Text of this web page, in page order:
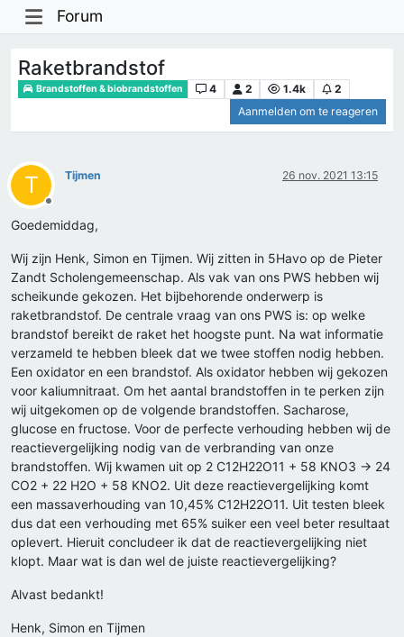
Forum
Raketbrandstof
Brandstoffen & biobrandstoffen 4 2 1.4k
2
Aanmelden om te reageren
T
Offline
Tijmen 26 nov. 2021 13:15
Goedemiddag,
Wij zijn Henk, Simon en Tijmen. Wij zitten in 5Havo op de Pieter
Zandt Scholengemeenschap. Als vak van ons PWS hebben wij
scheikunde gekozen. Het bijbehorende onderwerp is
raketbrandstof. De centrale vraag van ons PWS is: op welke
brandstof bereikt de raket het hoogste punt. Na wat informatie
verzameld te hebben bleek dat we twee stoffen nodig hebben.
Een oxidator en een brandstof. Als oxidator hebben wij gekozen
voor kaliumnitraat. Om het aantal brandstoffen in te perken zijn
wij uitgekomen op de volgende brandstoffen. Sacharose,
glucose en fructose. Voor de perfecte verhouding hebben wij de
reactievergelijking nodig van de verbranding van onze
brandstoffen. Wij kwamen uit op 2 C12H22O11 + 58 KNO3 -> 24
CO2 + 22 H2O + 58 KNO2. Uit deze reactievergelijking komt
een massaverhouding van 10,45% C12H22O11. Uit testen bleek
dus dat een verhouding met 65% suiker een veel beter resultaat
oplevert. Hieruit concludeer ik dat de reactievergelijking niet
klopt. Maar wat is dan wel de juiste reactievergelijking?
Alvast bedankt!
Henk, Simon en Tijmen